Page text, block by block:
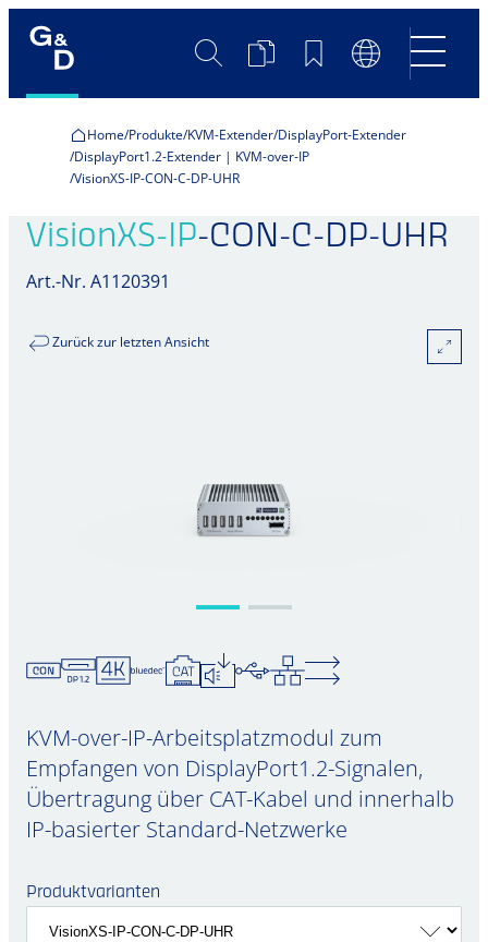
SucheProduktvergleich
Merkliste
Home Produkte KVM-Extender DisplayPort-Extender
DisplayPort1.2-Extender | KVM-over-IP
VisionXS-IP-CON-C-DP-UHR
VisionXS-IP-CON-C-DP-UHR
Art.-Nr. A1120391
Zurück zur letzten Ansicht
KVM-over-IP-Arbeitsplatzmodul zum
Empfangen von DisplayPort1.2-Signalen,
Übertragung über CAT-Kabel und innerhalb
IP-basierter Standard-Netzwerke
Produktvarianten